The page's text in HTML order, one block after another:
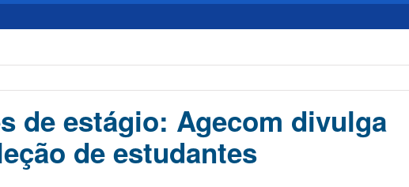
de estágio: Agecom divulga
de estudantes